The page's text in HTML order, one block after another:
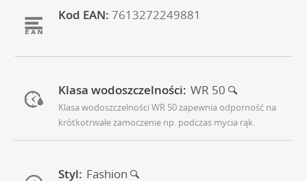
Kod EAN: 7613272249881
Klasa wodoszczelności: WR 50
Klasa wodoszczelności WR 50 zapewnia odporność na
krótkotrwałe zamoczenie np. podczas mycia rąk.
Styl: Fashion